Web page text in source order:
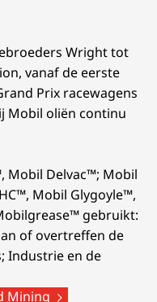
Wright tot
vanaf de eerste
Prix racewagens
Mobil oliën continu
Mobil Delvac™; Mobil
Mobil Glygoyle™,
gebruikt:
of overtreffen de
Industrie en de
Mining